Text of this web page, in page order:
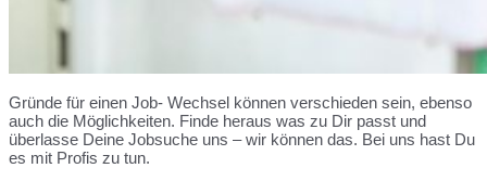
Gründe für einen Job- Wechsel können verschieden sein, ebenso
auch die Möglichkeiten. Finde heraus was zu Dir passt und
überlasse Deine Jobsuche uns – wir können das. Bei uns hast Du
es mit Profis zu tun.